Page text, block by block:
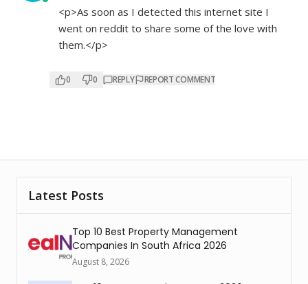
<p>As soon as I detected this internet site I
went on reddit to share some of the love with
them.</p>
0 0 REPLY REPORT COMMENT
Latest Posts
Top 10 Best Property Management
Companies In South Africa 2026
August 8, 2026